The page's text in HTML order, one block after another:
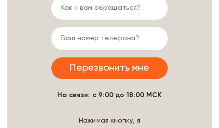
На связи: с 9:00 до 18:00 МСК
Нажимая кнопку, я